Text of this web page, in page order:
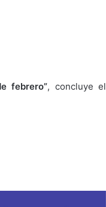
febrero”, concluye el